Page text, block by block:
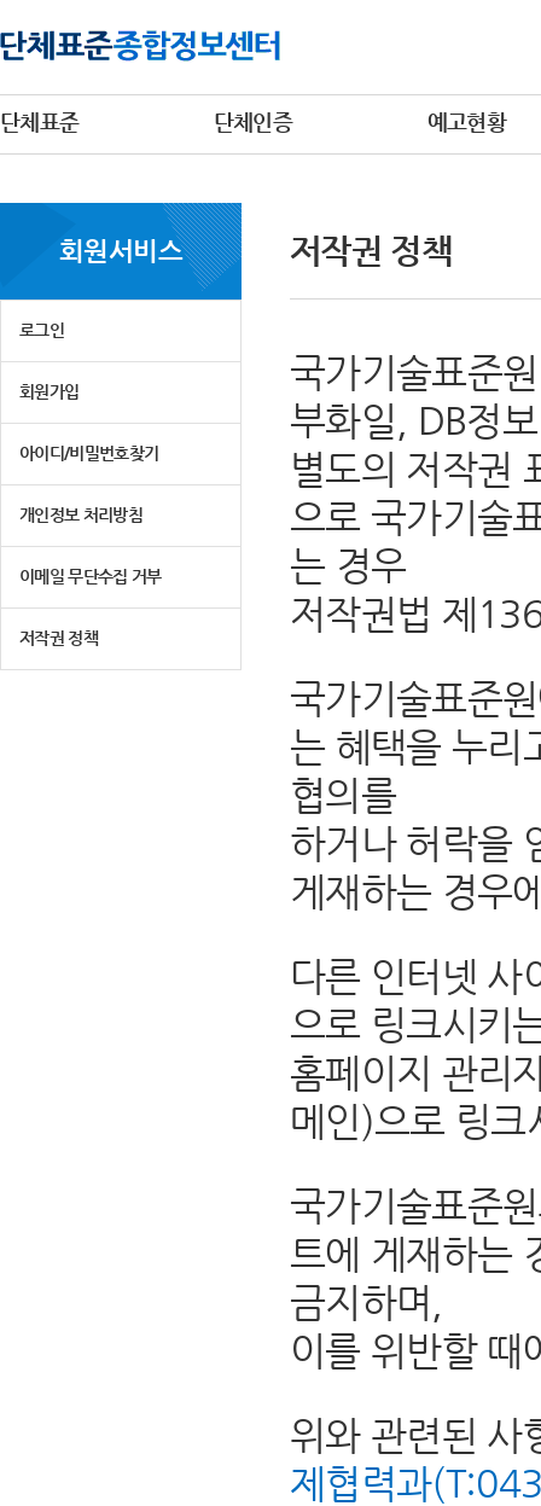
단체표준 단체인증 예고현황
회원서비스
로그인
회원가입
아이디/비밀번호찾기
개인정보 처리방침
이메일 무단수집 거부
저작권 정책
저작권 정책
국가기술표준
부화일, DB정
별도의 저작권
으로 국가기술
는 경우
저작권법 제
국가기술표준
는 혜택을 누리
협의를
하거나 허락을
게재하는 경우
다른 인터넷 사
으로 링크시키
홈페이지 관리
메인)으로 링크
국가기술표준
트에 게재하는
금지하며,
이를 위반할 때
위와 관련된 사
제협력과